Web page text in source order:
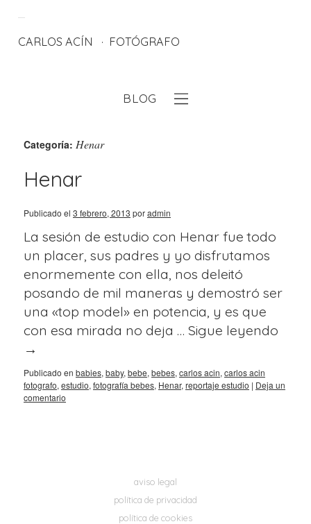
CARLOS ACÍN FOTÓGRAFO
BLOG
Categoría: Henar
Henar
Publicado el 3 febrero, 2013 poradmin
La sesión de estudio con Henar fue todo
un placer, sus padres y yo disfrutamos
enormemente con ella, nos deleitó
posando de mil maneras y demostró ser
una «top model» en potencia, y es que
con esa mirada no deja … Sigue leyendo
→
Publicado en babies, baby, bebe, bebes, carlos acin, carlos acin
fotografo, estudio, fotografía bebes, Henar, reportaje estudio | Deja un
comentario
aviso legal
política de privacidad
política de cookies